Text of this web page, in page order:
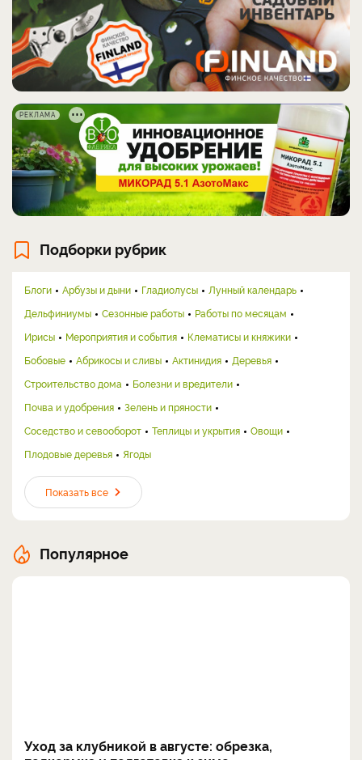
РЕКЛАМА
Подборки рубрик
Блоги Арбузы и дыни Гладиолусы
Лунный календарь
Дельфиниумы
Сезонные работы
Работы по месяцам
Ирисы
Мероприятия и события
Клематисы и княжики
Бобовые
Абрикосы и сливы Актинидия
Деревья
Строительство дома
Болезни и вредители
Почва и удобрения
Зелень и пряности
Соседство и севооборот
Теплицы и укрытия
Овощи
Плодовые деревья
Ягоды
Показать все
Популярное
Уход за клубникой в августе: обрезка,